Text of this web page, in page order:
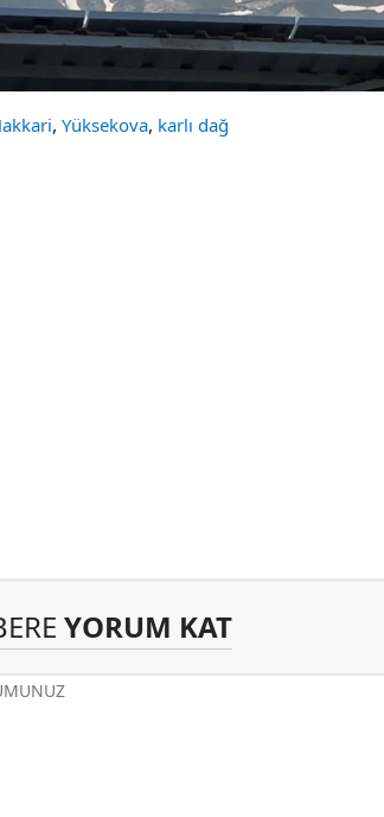
, Yüksekova, karlı dağ
YORUM KAT